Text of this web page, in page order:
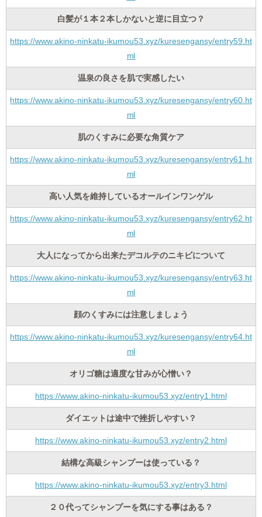
白髪が１本２本しかないと逆に目立つ？
https://www.akino-ninkatu-ikumou53.xyz/kuresengansy/entry59.ht
ml
温泉の良さを肌で実感したい
https://www.akino-ninkatu-ikumou53.xyz/kuresengansy/entry60.ht
ml
肌のくすみに必要な角質ケア
https://www.akino-ninkatu-ikumou53.xyz/kuresengansy/entry61.ht
ml
高い人気を維持しているオールインワンゲル
https://www.akino-ninkatu-ikumou53.xyz/kuresengansy/entry62.ht
ml
大人になってから出来たデコルテのニキビについて
https://www.akino-ninkatu-ikumou53.xyz/kuresengansy/entry63.ht
ml
顔のくすみには注意しましょう
https://www.akino-ninkatu-ikumou53.xyz/kuresengansy/entry64.ht
ml
オリゴ糖は適度な甘みが心憎い？
https://www.akino-ninkatu-ikumou53.xyz/entry1.html
ダイエットは途中で挫折しやすい？
https://www.akino-ninkatu-ikumou53.xyz/entry2.html
結構な高級シャンプーは使っている？
https://www.akino-ninkatu-ikumou53.xyz/entry3.html
２０代ってシャンプーを気にする事はある？